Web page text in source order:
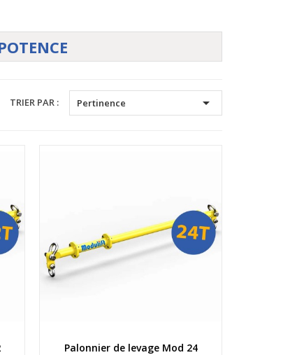
TRIER PAR : Pertinence 
Aperçu rapide
Palonnier de levage Mod 24